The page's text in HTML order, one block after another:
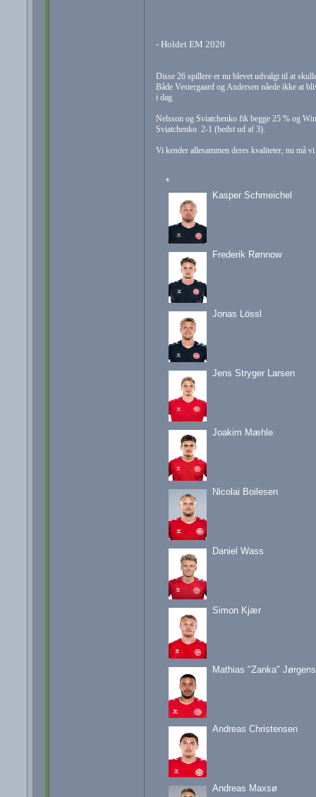
- Holdet EM 2020
Disse 26 spillere er nu blevet udvalgt til at
Både Vestergaard og Andersen nåede ikke at
i dag.
Nelsson og Sviatchenko fik begge 25 % og
Sviatchenko 2-1 (bedst ud af 3).
Vi kender allesammen deres kvaliteter, nu må
*
Kasper Schmeichel
Frederik Rønnow
Jonas Lössl
Jens Stryger Larsen
Joakim Mæhle
Nicolai Boilesen
Daniel Wass
Simon Kjær
Mathias "Zanka"
Andreas Christensen
Andreas Maxsø